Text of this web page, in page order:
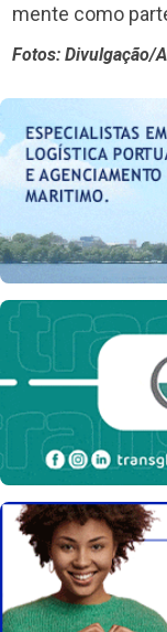
mente como
Fotos: Divulgação/